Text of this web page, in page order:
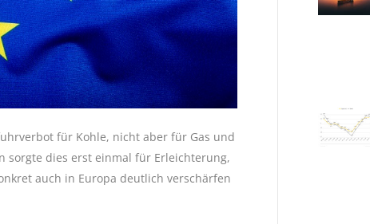
für Kohle, nicht aber für Gas und
sorgte dies erst einmal für Erleichterung,
auch in Europa deutlich verschärfen